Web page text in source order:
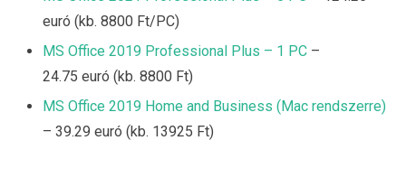
euró (kb. 8800 Ft/PC)
MS Office 2019 Professional Plus – 1 PC –
24.75 euró (kb. 8800 Ft)
MS Office 2019 Home and Business (Mac rendszerre)
– 39.29 euró (kb. 13925 Ft)